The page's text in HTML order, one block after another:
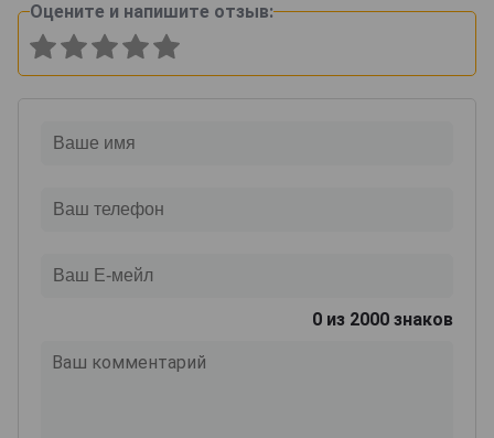
Оцените и напишите отзыв:
0 из 2000 знаков